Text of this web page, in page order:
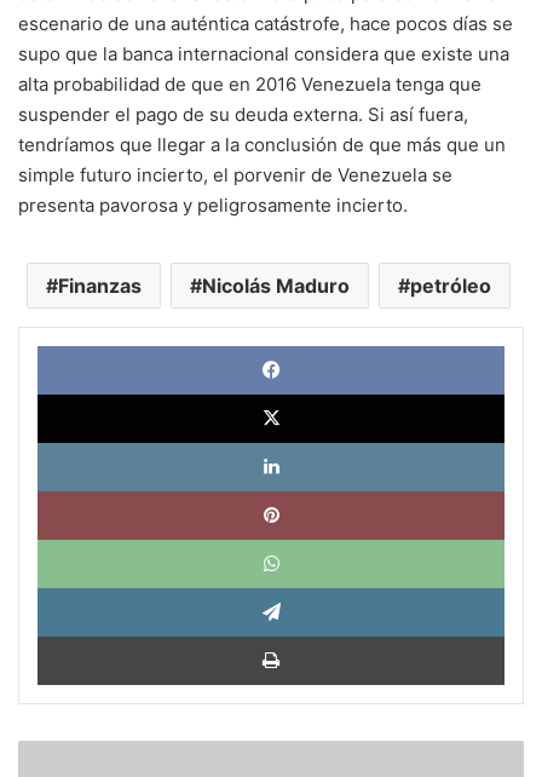
escenario de una auténtica catástrofe, hace pocos días se
supo que la banca internacional considera que existe una
alta probabilidad de que en 2016 Venezuela tenga que
suspender el pago de su deuda externa. Si así fuera,
tendríamos que llegar a la conclusión de que más que un
simple futuro incierto, el porvenir de Venezuela se
presenta pavorosa y peligrosamente incierto.
Finanzas Nicolás Maduro petróleo
X